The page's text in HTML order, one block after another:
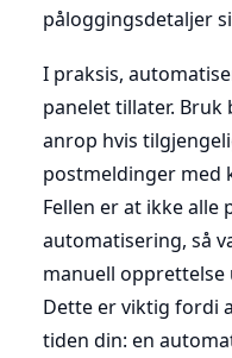
påloggingsdetaljer
I praksis,
panelet tillater. Bruk
anrop hvis
postmeldinger med
Fellen er at ikke
automatisering, så
manuell
Dette er viktig fordi
tiden din: en